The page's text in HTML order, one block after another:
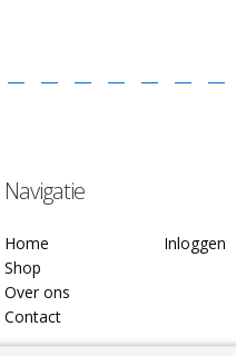
Navigatie
Home
Shop
Over ons
Contact
Inloggen